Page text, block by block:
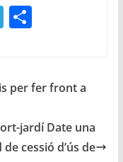
T
gr
m
C
p
te
ix
per fer front a
jardí Date una
cessió d’ús de